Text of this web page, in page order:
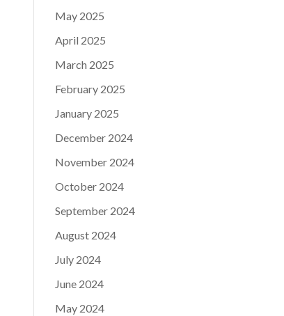
May 2025
April 2025
March 2025
February 2025
January 2025
December 2024
November 2024
October 2024
September 2024
August 2024
July 2024
June 2024
May 2024